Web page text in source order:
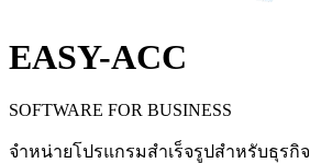
EASY-ACC
SOFTWARE FOR BUSINESS
จำหน่ายโปรแกรมสำเร็จรูปสำหรับธุรกิจ